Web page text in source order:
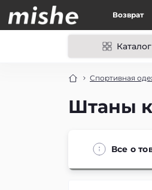
Возврат
Спортивная
Штаны
Все о